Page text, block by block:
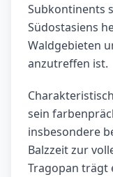
Subkontinents
Südostasiens
Waldgebieten
anzutreffen ist.
sein
insbesondere
Balzzeit zur
Tragopan trägt